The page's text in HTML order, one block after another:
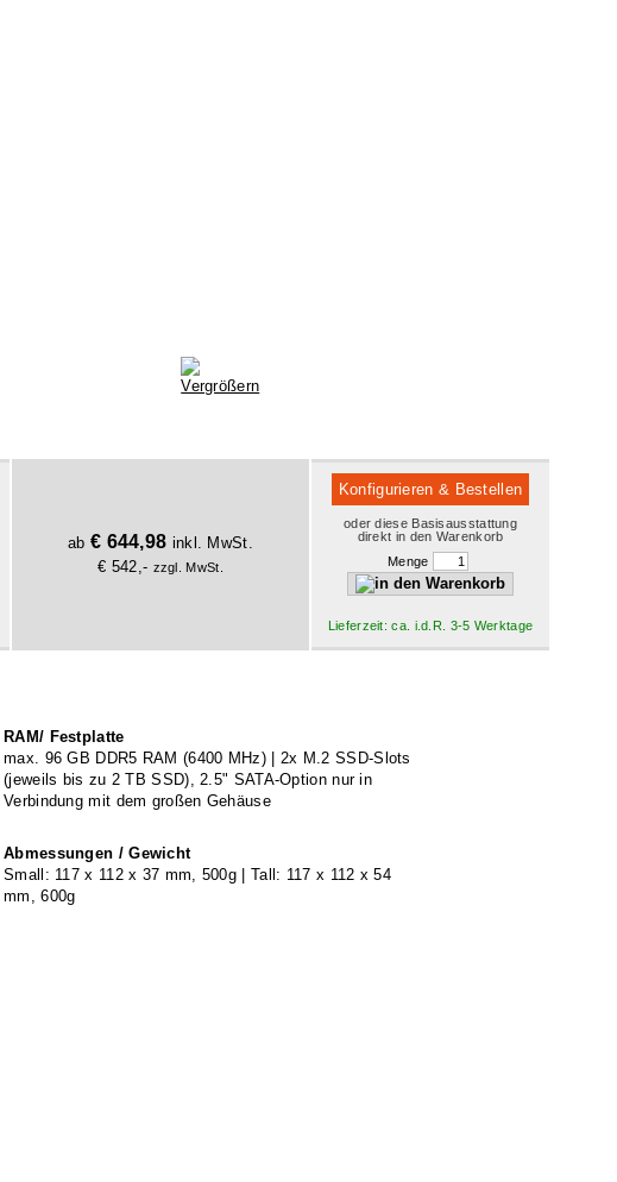
ab € 644,98 inkl. MwSt.
€ 542,- zzgl. MwSt.
Konfigurieren & Bestellen
oder diese Basisausstattung
direkt in den Warenkorb
Menge
Lieferzeit: ca. i.d.R. 3-5 Werktage
RAM/ Festplatte
max. 96 GB DDR5 RAM (6400 MHz) | 2x M.2 SSD-Slots
(jeweils bis zu 2 TB SSD), 2.5" SATA-Option nur in
Verbindung mit dem großen Gehäuse
Abmessungen / Gewicht
Small: 117 x 112 x 37 mm, 500g | Tall: 117 x 112 x 54
mm, 600g